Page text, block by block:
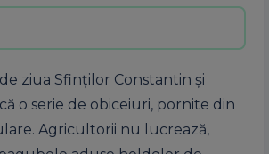
ziua Sfinților Constantin și
o serie de obiceiuri, pornite din
Agricultorii nu lucrează,